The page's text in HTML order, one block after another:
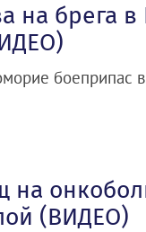
на брега
боеприпас
на
(ВИДЕО)